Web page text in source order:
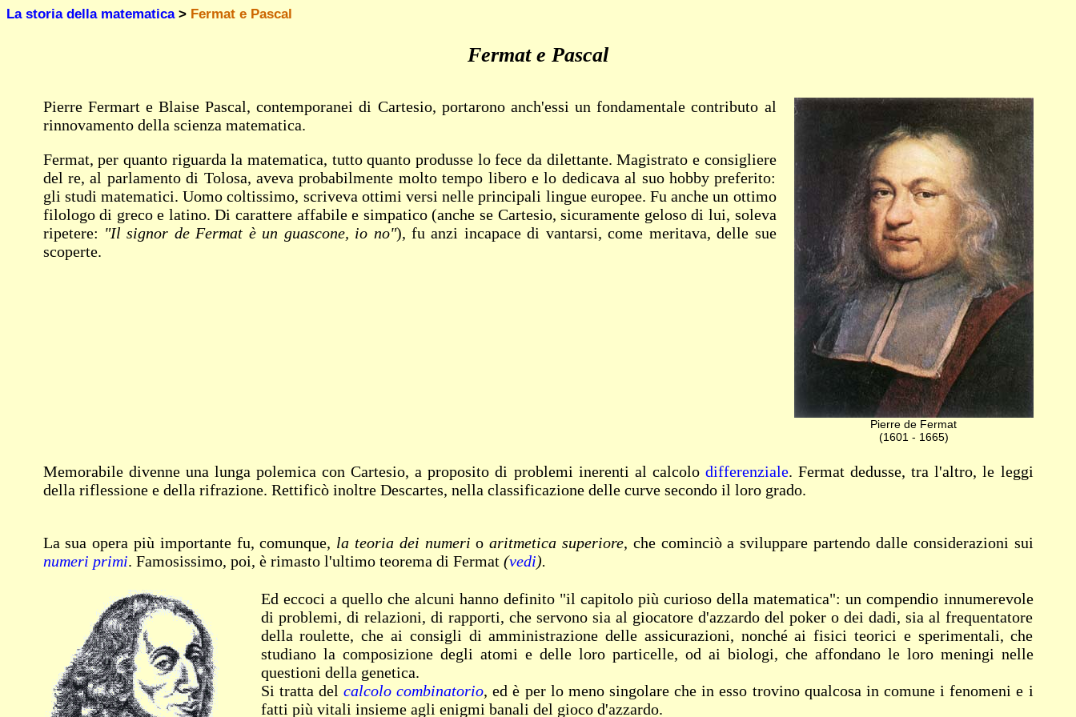
La storia della matematica> Fermat e Pascal
Fermat e Pascal
Pierre Fermart e Blaise Pascal, contemporanei di Cartesio, portarono anch'essi un fondamentale contributo al
rinnovamento della scienza matematica.
Fermat, per quanto riguarda la matematica, tutto quanto produsse lo fece da dilettante. Magistrato e consigliere
del re, al parlamento di Tolosa, aveva probabilmente molto tempo libero e lo dedicava al suo hobby preferito:
gli studi matematici. Uomo coltissimo, scriveva ottimi versi nelle principali lingue europee. Fu anche un ottimo
filologo di greco e latino. Di carattere affabile e simpatico (anche se Cartesio, sicuramente geloso di lui, soleva
ripetere: "Il signor de Fermat è un guascone, io no"), fu anzi incapace di vantarsi, come meritava, delle sue
scoperte.
Pierre de Fermat
(1601 - 1665)
Memorabile divenne una lunga polemica con Cartesio, a proposito di problemi inerenti al calcolo differenziale. Fermat dedusse, tra l'altro, le leggi
della riflessione e della rifrazione. Rettificò inoltre Descartes, nella classificazione delle curve secondo il loro grado.
La sua opera più importante fu, comunque, la teoria dei numeri oaritmetica superiore, che cominciò a sviluppare partendo dalle considerazioni sui
numeri primi. Famosissimo, poi, è rimasto l'ultimo teorema di Fermat (vedi).
Ed eccoci a quello che alcuni hanno definito "il capitolo più curioso della matematica": un compendio innumerevole
di problemi, di relazioni, di rapporti, che servono sia al giocatore d'azzardo del poker o dei dadi, sia al frequentatore
della roulette, che ai consigli di amministrazione delle assicurazioni, nonché ai fisici teorici e sperimentali, che
studiano la composizione degli atomi e delle loro particelle, od ai biologi, che affondano le loro meningi nelle
questioni della genetica.
Si tratta del calcolo combinatorio, ed è per lo meno singolare che in esso trovino qualcosa in comune i fenomeni e i
fatti più vitali insieme agli enigmi banali del gioco d'azzardo.